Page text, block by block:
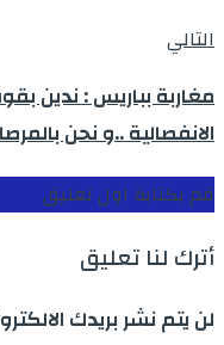
التالي
مغاربة بباريس : ندين
الانفصالية ..و نحن
قم بكتابة اول تعليق
أترك لنا تعليق
لن يتم نشر بريدك